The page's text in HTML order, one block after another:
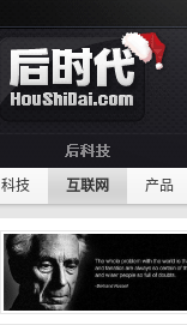
科技 互联网 产品